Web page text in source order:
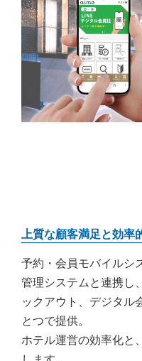
上質な顧客満足と効率
予約・会員モバイルシ
管理システムと連携し
ックアウト、デジタル
とつで提供。
ホテル運営の効率化と